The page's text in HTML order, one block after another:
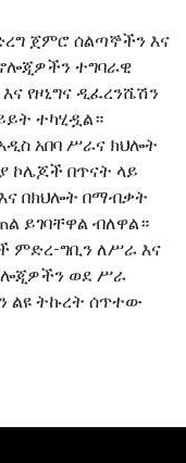
ጀምሮ ሰልጣኞችን እና
ተግባራዊ
የዞኒግና ዲፈረንሼሽን
ተካሂዷል።
አበባ ሥራና ክህሎት
ኮሌጆች በጥናት ላይ
በክህሎት በማብቃት
ይገባቸዋል ብለዋል።
ምድረ-ግቢን ለሥራ እና
ወደ ሥራ
ልዩ ትኩረት ሰጥተው